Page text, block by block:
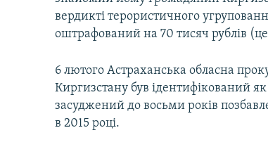
вердикті терористичного
оштрафований на 70 тисяч рублів
6 лютого Астраханська обласна
Киргизстану був ідентифікований
засуджений до восьми років
в 2015 році.